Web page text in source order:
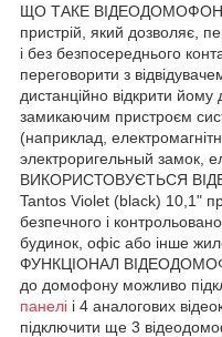
ЩО ТАКЕ ВІДЕОДОМОФОН
пристрій, який дозволяє,
і без безпосереднього
переговорити з
дистанційно відкрити
замикаючим пристроєм
(наприклад,
электроригельный замок,
ВИКОРИСТОВУЄТЬСЯ
Tantos Violet (black) 10,1"
безпечного і
будинок, офіс або інше
ФУНКЦІОНАЛ
до домофону можливо
панелі і 4 аналогових
підключити ще 3